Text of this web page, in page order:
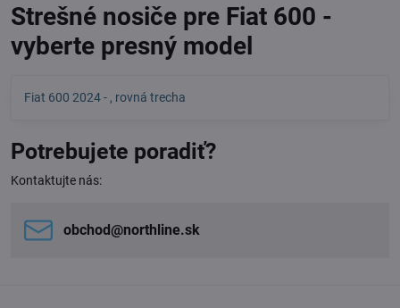
Strešné nosiče pre Fiat 600 -
vyberte presný model
Fiat 600 2024 - , rovná trecha
Potrebujete poradiť?
Kontaktujte nás:
obchod​@northline​.sk